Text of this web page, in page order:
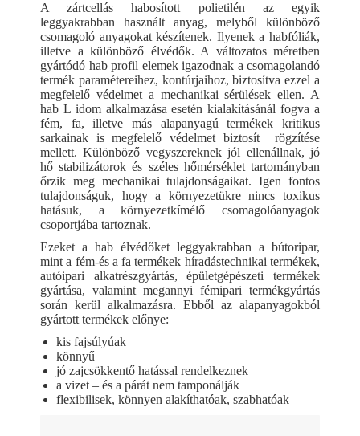
A zártcellás habosított polietilén az egyik
leggyakrabban használt anyag, melyből különböző
csomagoló anyagokat készítenek. Ilyenek a habfóliák,
illetve a különböző élvédők. A változatos méretben
gyártódó hab profil elemek igazodnak a csomagolandó
termék paramétereihez, kontúrjaihoz, biztosítva ezzel a
megfelelő védelmet a mechanikai sérülések ellen. A
hab L idom alkalmazása esetén kialakításánál fogva a
fém, fa, illetve más alapanyagú termékek kritikus
sarkainak is megfelelő védelmet biztosít rögzítése
mellett. Különböző vegyszereknek jól ellenállnak, jó
hő stabilizátorok és széles hőmérséklet tartományban
őrzik meg mechanikai tulajdonságaikat. Igen fontos
tulajdonságuk, hogy a környezetükre nincs toxikus
hatásuk, a környezetkímélő csomagolóanyagok
csoportjába tartoznak.
Ezeket a hab élvédőket leggyakrabban a bútoripar,
mint a fém-és a fa termékek híradástechnikai termékek,
autóipari alkatrészgyártás, épületgépészeti termékek
gyártása, valamint megannyi fémipari termékgyártás
során kerül alkalmazásra. Ebből az alapanyagokból
gyártott termékek előnye:
kis fajsúlyúak
könnyű
jó zajcsökkentő hatással rendelkeznek
a vizet – és a párát nem tamponálják
flexibilisek, könnyen alakíthatóak, szabhatóak